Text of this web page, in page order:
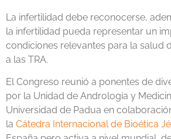
La infertilidad debe reconocerse,
la infertilidad pueda representar un
condiciones relevantes para la salud
a las TRA.
El Congreso reunió a ponentes de
por la Unidad de Andrología y
Universidad de Padua en
la Cátedra Internacional de Bioética